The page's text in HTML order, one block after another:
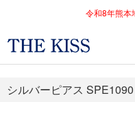
令和8年熊本
シルバーピアス SPE1090